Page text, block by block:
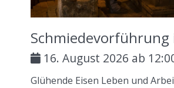
16. August 2026 ab
Glühende Eisen Leben und